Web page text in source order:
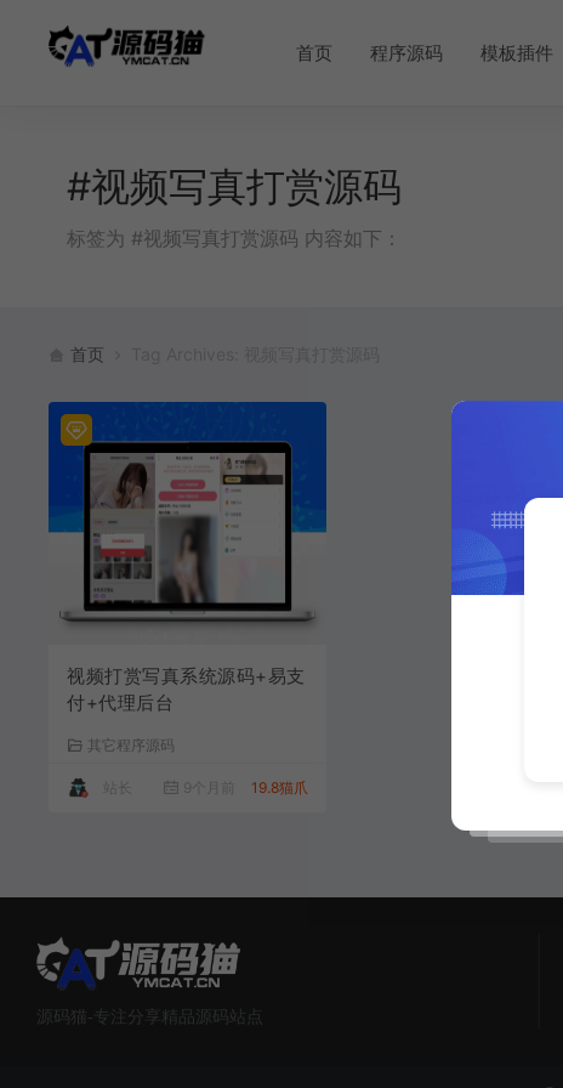
首页 程序源码 模板插件
#视频写真打赏源码
标签为 #视频写真打赏源码 内容如下：
首页
视频打赏写真系统源码+易支
付+代理后台
其它程序源码
站长 9个月前 19.8猫爪
源码猫-专注分享精品源码站点